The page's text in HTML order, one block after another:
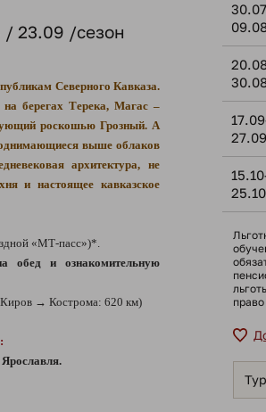
/ 23.09 /сезон
Северного Кавказа.
на берегах Терека, Магас –
роскошью Грозный. А
выше облаков
архитектура, не
и настоящее кавказское
«МТ-пасс»)*.
обед и ознакомительную
→ Кострома: 620 км)
Ярославля.